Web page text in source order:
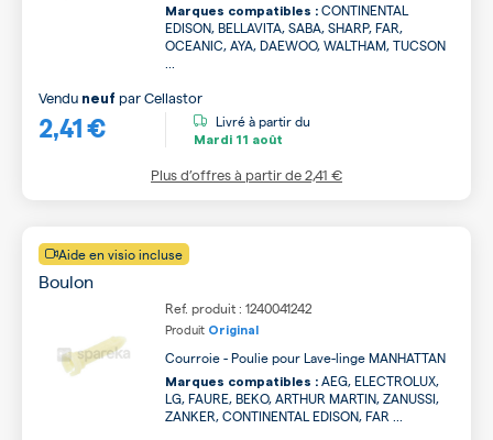
Marques compatibles : CONTINENTAL
EDISON, BELLAVITA, SABA, SHARP, FAR,
OCEANIC, AYA, DAEWOO, WALTHAM, TUCSON
2,41 €
Vendu neuf parCellastor
Livré à partir du
Mardi 11 août
Plus d’offres à partir de2,41 €
Aide en visio incluse
Boulon
Ref. produit : 1240041242
Produit Original
Courroie - Poulie pour Lave-linge MANHATTAN
Marques compatibles : AEG, ELECTROLUX,
LG, FAURE, BEKO, ARTHUR MARTIN, ZANUSSI,
ZANKER, CONTINENTAL EDISON, FAR ...